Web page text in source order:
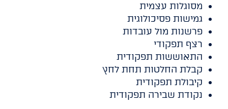
מסוגלות עצמית
גמישות פסיכולוגית
פרשנות מול עובדות
רצף תפקודי
התאוששות תפקודית
קבלת החלטות תחת לחץ
קיבולת תפקודית
נקודת שבירה תפקודית